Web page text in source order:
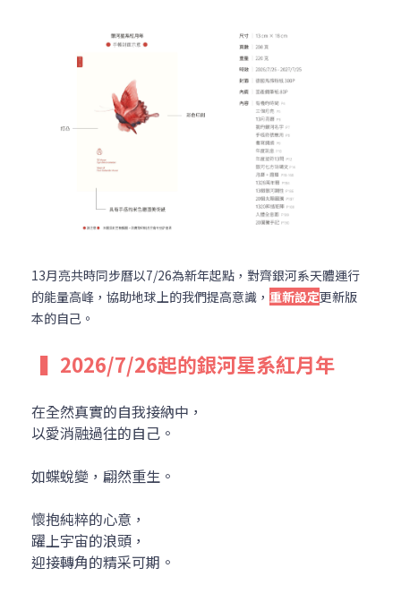
13月亮共時同步曆以7/26為新年起點，對齊銀河系天體運行
的能量高峰，協助地球上的我們提高意識， 重新設定更新版
本的自己。
▍ 2026/7/26起的銀河星系紅月年
在全然真實的自我接納中，
以愛消融過往的自己。
如蝶蛻變，翩然重生。
懷抱純粹的心意，
躍上宇宙的浪頭，
迎接轉角的精采可期。